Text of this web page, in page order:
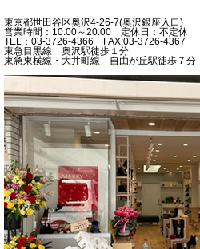
東京都世田谷区奥沢4-26-7(奥沢銀座入口)
営業時間：10:00～20:00 定休日：不定休
TEL：03-3726-4366 FAX:03-3726-4367
東急目黒線 奥沢駅徒歩１分
東急東横線・大井町線 自由が丘駅徒歩７分